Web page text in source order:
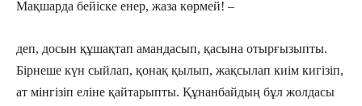
Мақшарда бейіске енер, жаза көрмей! –
деп, досын құшақтап амандасып, қасына отырғызыпты.
Бірнеше күн сыйлап, қонақ қылып, жақсылап киім кигізіп,
ат мінгізіп еліне қайтарыпты. Құнанбайдың бұл жолдасы